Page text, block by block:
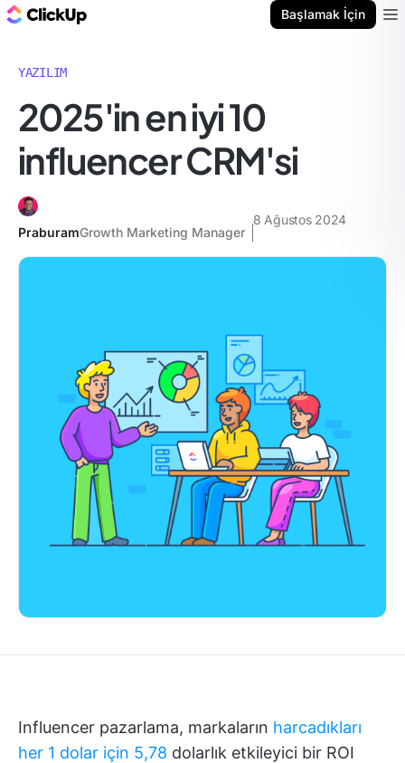
Başlamak İçin
YAZILIM
2025'in en iyi 10
influencer CRM'si
PraburamGrowth Marketing Manager
8 Ağustos 2024
Influencer pazarlama, markaların harcadıkları
her 1 dolar için 5,78 dolarlık etkileyici bir ROI